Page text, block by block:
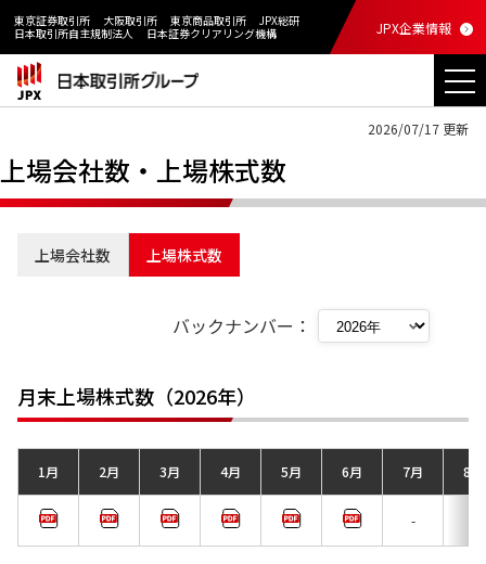
東京証券取引所 大阪取引所 東京商品取引所
JPX総研
日本取引所自主規制法人
日本証券クリアリング機構 JPX企業情報
2026/07/17 更新
上場会社数・上場株式数
上場会社数 上場株式数
バックナンバー：
月末上場株式数（2026年）
1月 2月 3月 4月 5月 6月 7月 8月
-